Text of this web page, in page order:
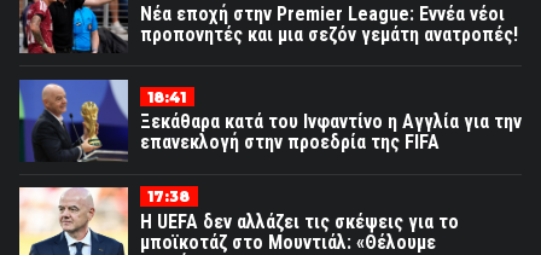
Νέα εποχή στην Premier League: Εννέα νέοι
προπονητές και μια σεζόν γεμάτη ανατροπές!
18:41
Ξεκάθαρα κατά του Ινφαντίνο η Αγγλία για την
επανεκλογή στην προεδρία της FIFA
17:38
Η UEFA δεν αλλάζει τις σκέψεις για το
μποϊκοτάζ στο Μουντιάλ: «Θέλουμε